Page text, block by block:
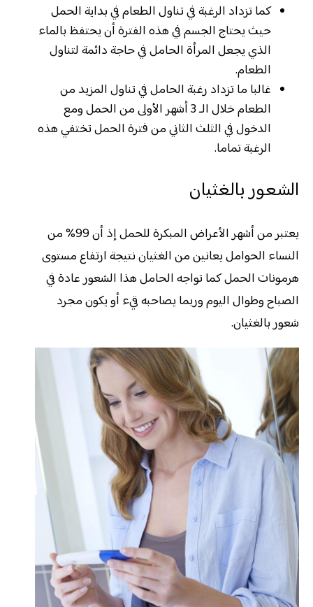
كما تزداد الرغبة في تناول الطعام في بداية الحمل
حيث يحتاج الجسم في هذه الفترة أن يحتفظ بالماء
الذي يجعل المرأة الحامل في حاجة دائمة لتناول
الطعام.
غالبا ما تزداد رغبة الحامل في تناول المزيد من
الطعام خلال الـ 3 أشهر الأولى من الحمل ومع
الدخول في الثلث الثاني من فترة الحمل تختفي هذه
الرغبة تماما.
الشعور بالغثيان
يعتبر من أشهر الأعراض المبكرة للحمل إذ أن 99% من
النساء الحوامل يعانين من الغثيان نتيجة ارتفاع مستوى
هرمونات الحمل كما تواجه الحامل هذا الشعور عادة في
الصباح وطوال اليوم وربما يصاحبه قيء أو يكون مجرد
شعور بالغثيان.